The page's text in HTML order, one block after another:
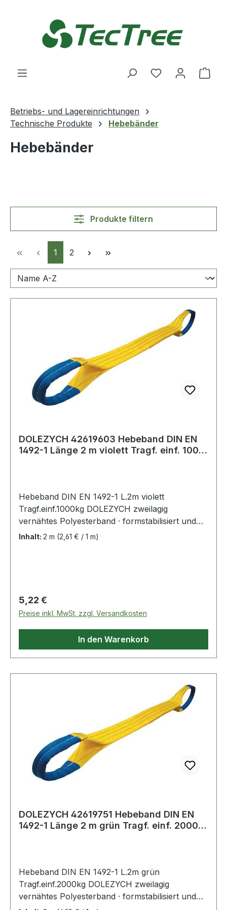
Du hast 0
Betriebs- und Lagereinrichtungen
Technische Produkte
Hebebänder
Hebebänder
Produkte filtern
Seite
1 Seite
2
DOLEZYCH 42619603 Hebeband DIN EN
1492-1 Länge 2 m violett Tragf. einf. 1000
Hebeband DIN EN 1492-1 L.2m violett
Tragf.einf.1000kg DOLEZYCH zweilagig
vernähtes Polyesterband · formstabilisiert und
imprägniert · Sicherheitsfaktor 7:1 ·
Eigenschaften: · Schlaufenlänge: 200mm ·
Ausführung: zweilagig · prüfpflichtig: ja
Inhalt: 2 m (2,61 € / 1 m)
Regulärer Preis:
5,22 €
Preise inkl. MwSt. zzgl. Versandkosten
In den Warenkorb
DOLEZYCH 42619751 Hebeband DIN EN
1492-1 Länge 2 m grün Tragf. einf. 2000
Hebeband DIN EN 1492-1 L.2m grün
Tragf.einf.2000kg DOLEZYCH zweilagig
vernähtes Polyesterband · formstabilisiert und